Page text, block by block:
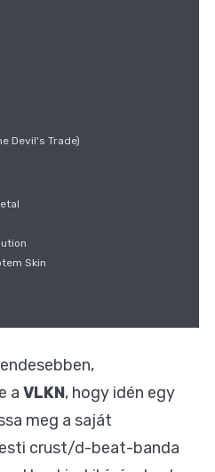
Devil's Trade)
Skin
a VLKN, hogy idén egy
meg a saját
crust/d-beat-banda